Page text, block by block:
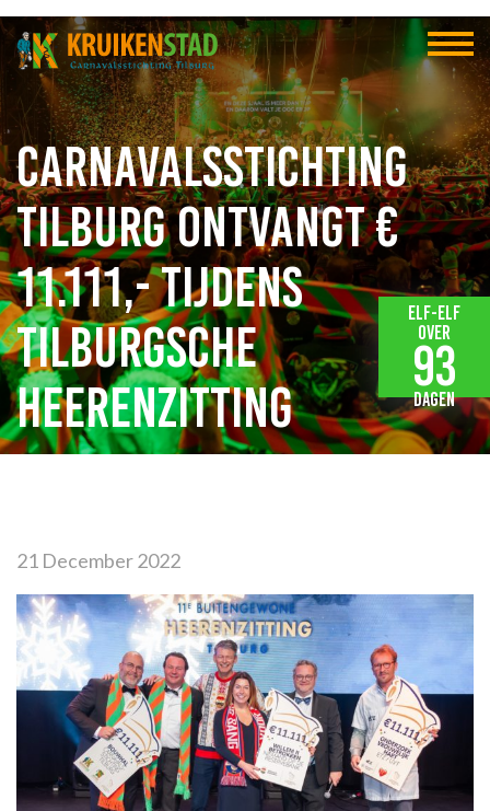
Carnavalsstichting
Tilburg ontvangt €
11.111,- tijdens
Tilburgsche
Heerenzitting
21 December 2022
Elf-elf
over
93
dagen